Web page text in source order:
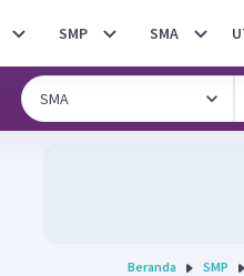
SMP SMA
Beranda SMP